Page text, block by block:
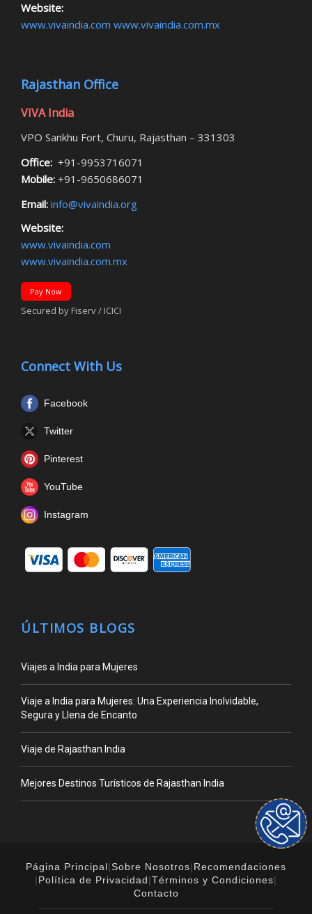
Website:
www.vivaindia.com www.vivaindia.com.mx
Rajasthan Office
VIVA India
VPO Sankhu Fort, Churu, Rajasthan – 331303
Office: +91-9953716071
Mobile: +91-9650686071
Email: info@vivaindia.org
Website:
www.vivaindia.com
www.vivaindia.com.mx
Pay Now
Secured by Fiserv / ICICI
Connect With Us
Facebook
Twitter
Pinterest
YouTube
Instagram
ÚLTIMOS BLOGS
Viajes a India para Mujeres
Viaje a India para Mujeres: Una Experiencia Inolvidable,
Segura y Llena de Encanto
Viaje de Rajasthan India
Mejores Destinos Turísticos de Rajasthan India
Página Principal|Sobre Nosotros| Recomendaciones
| Política de Privacidad|Términos y Condiciones|
Contacto